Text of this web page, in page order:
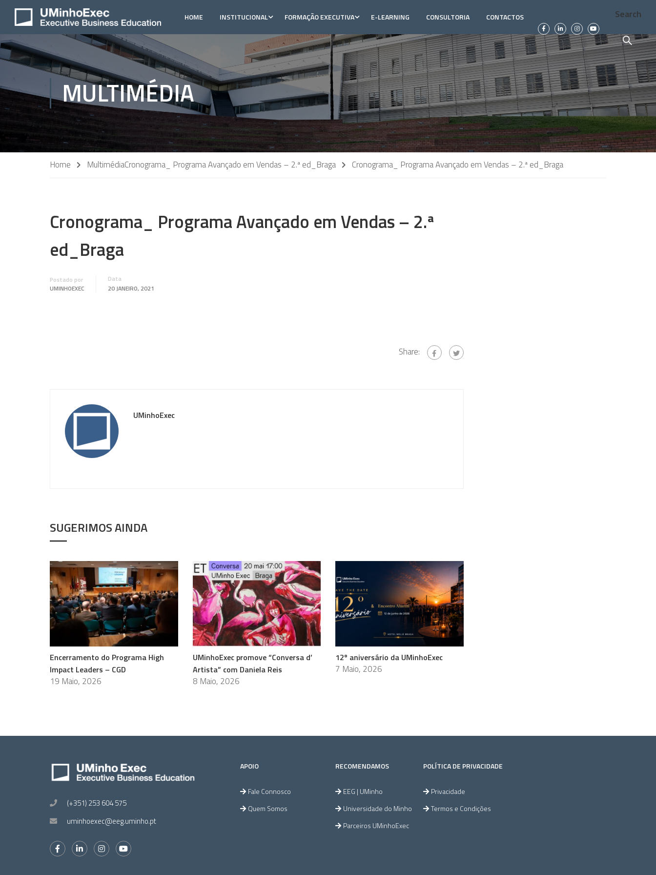
HOME INSTITUCIONAL FORMAÇÃO EXECUTIVA E-LEARNING CONSULTORIA CONTACTOS Search
MULTIMÉDIA
Home MultimédiaCronograma_ Programa Avançado em Vendas – 2.ª ed_Braga Cronograma_ Programa Avançado em Vendas – 2.ª ed_Braga
Cronograma_ Programa Avançado em Vendas – 2.ª
ed_Braga
Postado por
UMINHOEXEC
Data
20 JANEIRO, 2021
Share:
UMinhoExec
SUGERIMOS AINDA
Encerramento do Programa High
Impact Leaders – CGD
19 Maio, 2026
UMinhoExec promove “Conversa d’
Artista” com Daniela Reis
8 Maio, 2026
12º aniversário da UMinhoExec
7 Maio, 2026
(+351) 253 604 575
uminhoexec@eeg.uminho.pt
APOIO
Fale Connosco
Quem Somos
RECOMENDAMOS
EEG | UMinho
Universidade do Minho
Parceiros UMinhoExec
POLÍTICA DE PRIVACIDADE
Privacidade
Termos e Condições